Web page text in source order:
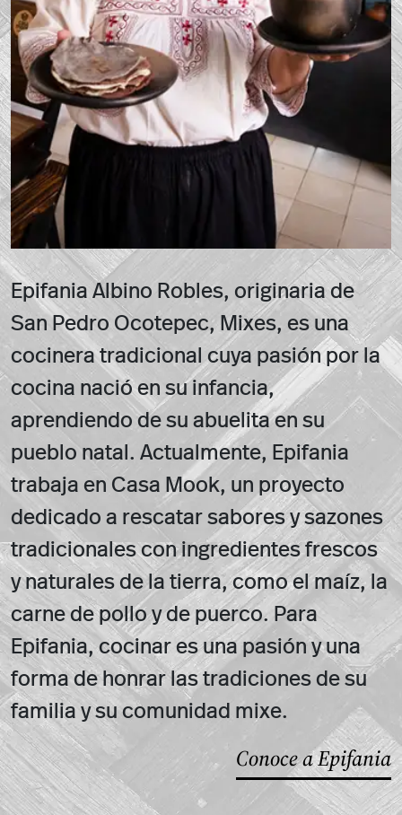
Epifania Albino Robles, originaria de
San Pedro Ocotepec, Mixes, es una
cocinera tradicional cuya pasión por la
cocina nació en su infancia,
aprendiendo de su abuelita en su
pueblo natal. Actualmente, Epifania
trabaja en Casa Mook, un proyecto
dedicado a rescatar sabores y sazones
tradicionales con ingredientes frescos
y naturales de la tierra, como el maíz, la
carne de pollo y de puerco. Para
Epifania, cocinar es una pasión y una
forma de honrar las tradiciones de su
familia y su comunidad mixe.
Conoce a Epifania